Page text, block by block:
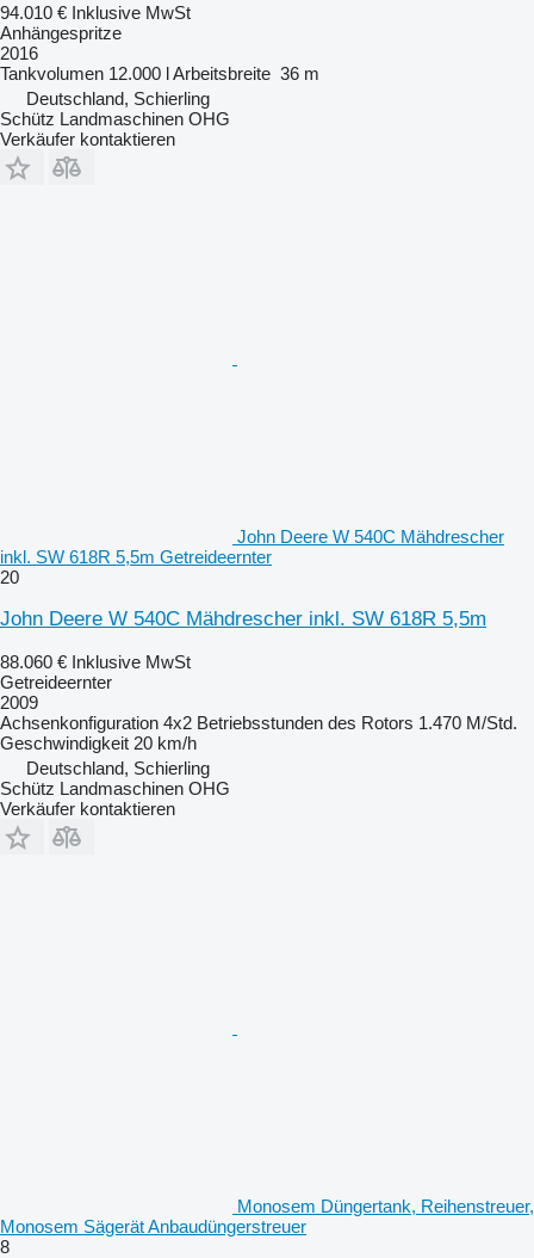
94.010 € Inklusive MwSt
Anhängespritze
2016
Tankvolumen 12.000 lArbeitsbreite 36 m
Deutschland, Schierling
Schütz Landmaschinen OHG
Verkäufer kontaktieren
John Deere W 540C Mähdrescher
inkl. SW 618R 5,5m Getreideernter
20
John Deere W 540C Mähdrescher inkl. SW 618R 5,5m
88.060 € Inklusive MwSt
Getreideernter
2009
Achsenkonfiguration 4x2 Betriebsstunden des Rotors 1.470 M/Std.
Geschwindigkeit 20 km/h
Deutschland, Schierling
Schütz Landmaschinen OHG
Verkäufer kontaktieren
Monosem Düngertank, Reihenstreuer,
Monosem Sägerät Anbaudüngerstreuer
8